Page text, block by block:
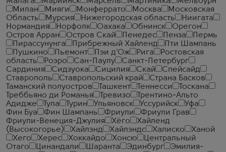
Милан
Мияги Монферрато Москва
Московская
Область
Мурсия Нижегородская область
Ниигата
Нормандия
Норфолк Оахака Обнинск
Орегон
Остров Арран
Остров Скай Пенедес Пенза
Пермь
Пирассунунга
Прибрежный Хайленд
Пти Шампань
Пушкино
Пьемонт Пэи д'Ож Рига
Ростовская
область
Роэро Сан-Паулу
Санкт-Петербург
Сардиния
Сидзуока Сицилия Скай
Спейсайд
Ставрополь
Ставропольский край
Страна Басков
Таманский полуостров
Ташкент Теннесси
Тоскана
Треббьяно ди Романья
Тревизо
Трентино-Альто
Адидже
Тула Турин Ульяновск Уссурийск
Уфа
Фин Буа
Фин Шампань Фриули
Фриули Грав
Фриули-Венеция-Джулия
Хёго
Хайленд
(Высокогорье)
Хайлэнд Хайлэндс Халиско
Ханой
Хего
Херес Хоккайдо Хонсю
Центральный
Отаго
Цинандали Шаранта Эдинбург
Эмилия-